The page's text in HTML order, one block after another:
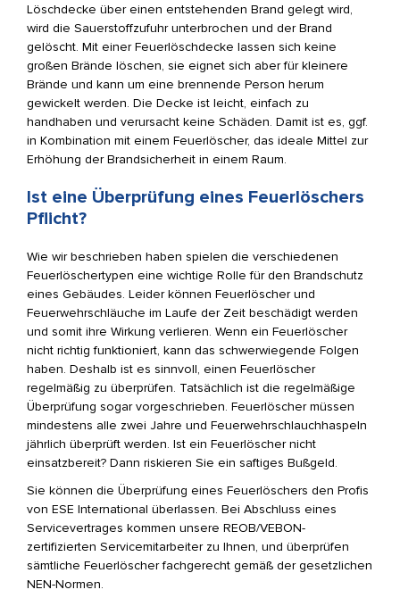
Löschdecke über einen entstehenden Brand gelegt wird,
wird die Sauerstoffzufuhr unterbrochen und der Brand
gelöscht. Mit einer Feuerlöschdecke lassen sich keine
großen Brände löschen, sie eignet sich aber für kleinere
Brände und kann um eine brennende Person herum
gewickelt werden. Die Decke ist leicht, einfach zu
handhaben und verursacht keine Schäden. Damit ist es, ggf.
in Kombination mit einem Feuerlöscher, das ideale Mittel zur
Erhöhung der Brandsicherheit in einem Raum.
Ist eine Überprüfung eines Feuerlöschers
Pflicht?
Wie wir beschrieben haben spielen die verschiedenen
Feuerlöschertypen eine wichtige Rolle für den Brandschutz
eines Gebäudes. Leider können Feuerlöscher und
Feuerwehrschläuche im Laufe der Zeit beschädigt werden
und somit ihre Wirkung verlieren. Wenn ein Feuerlöscher
nicht richtig funktioniert, kann das schwerwiegende Folgen
haben. Deshalb ist es sinnvoll, einen Feuerlöscher
regelmäßig zu überprüfen. Tatsächlich ist die regelmäßige
Überprüfung sogar vorgeschrieben. Feuerlöscher müssen
mindestens alle zwei Jahre und Feuerwehrschlauchhaspeln
jährlich überprüft werden. Ist ein Feuerlöscher nicht
einsatzbereit? Dann riskieren Sie ein saftiges Bußgeld.
Sie können die Überprüfung eines Feuerlöschers den Profis
von ESE International überlassen. Bei Abschluss eines
Servicevertrages kommen unsere REOB/VEBON-
zertifizierten Servicemitarbeiter zu Ihnen, und überprüfen
sämtliche Feuerlöscher fachgerecht gemäß der gesetzlichen
NEN-Normen.